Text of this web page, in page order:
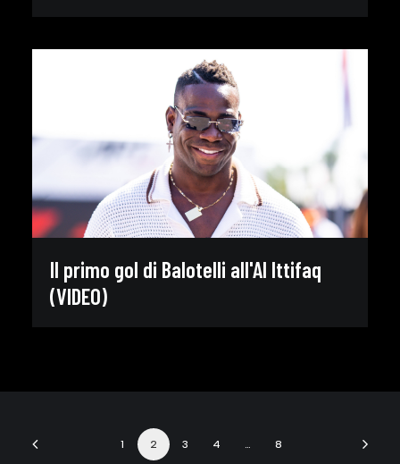
Il primo gol di Balotelli all'Al Ittifaq
(VIDEO)
1 2 3 4 8